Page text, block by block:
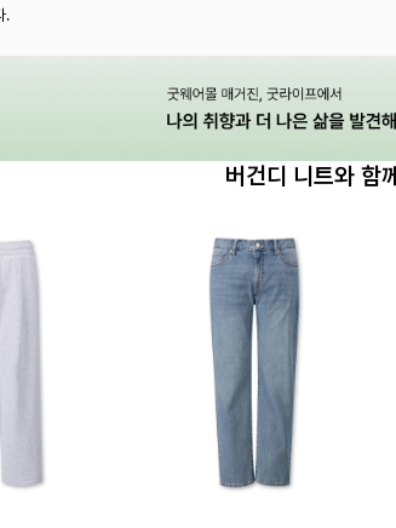
.
버건디 니트와 함